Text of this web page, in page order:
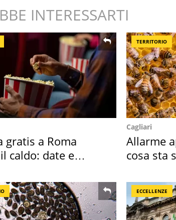
INTERESSARTI
gratis a Roma
caldo: date e
TERRITORIO
Cagliari
Allarme
cosa sta
ECCELLENZE